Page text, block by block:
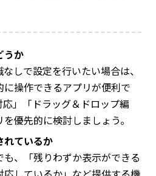
うか
しで設定を行いたい場合は、
操作できるアプリが便利で
」「ドラッグ＆ドロップ編
優先的に検討しましょう。
れているか
、「残りわずか表示ができる